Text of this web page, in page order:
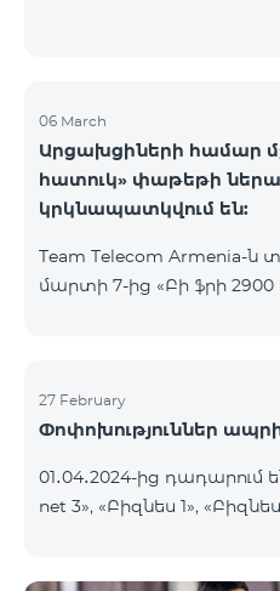
06 March
Արցախցիների համար
հատուկ» փաթեթի
կրկնապատկվում են:
Team Telecom Armenia-ն
մարտի 7-ից «Բի ֆրի
900 րոպե և 600 SMS,
450 րոպեի և 300 SMS-ի
ժամկետը չի փոխվում։
սակագնային փաթեթը
ամենապահանջված
27 February
Փոփոխություններ
01․04․2024-ից դադարում
net 3», «Բիզնես 1»,